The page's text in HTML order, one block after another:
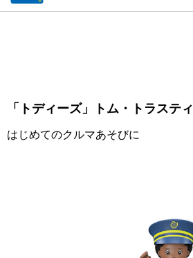
「トディーズ」トム・トラスティ
はじめてのクルマあそびに